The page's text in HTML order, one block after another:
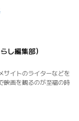
し編集部）
サイトのライターなどを
映画を観るのが至福の時